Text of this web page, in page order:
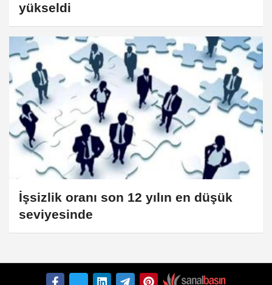
yükseldi
İşsizlik oranı son 12 yılın en düşük
seviyesinde